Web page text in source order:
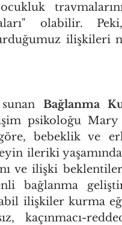
olabilir.
ilişkileri
Bağlanma
psikoloğu Mary
bebeklik ve
ileriki
ve ilişki
bağlanma
ilişkiler kurma
kaçınmacı-